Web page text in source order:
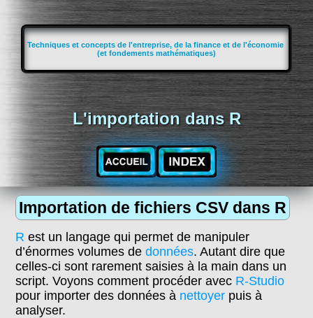
Techniques et concepts de l'entreprise, de la finance et de l'économie
(et fondements mathématiques)
L'importation dans R
Importation de fichiers CSV dans R
R est un langage qui permet de manipuler
d’énormes volumes dedonnées. Autant dire que
celles-ci sont rarement saisies à la main dans un
script. Voyons comment procéder avec R-Studio
pour importer des données à nettoyer puis à
analyser.